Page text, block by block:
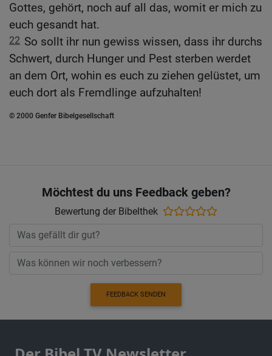
Gottes, gehört, noch auf all das, womit er mich zu
euch gesandt hat.
22 So sollt ihr nun gewiss wissen, dass ihr durchs
Schwert, durch Hunger und Pest sterben werdet
an dem Ort, wohin es euch zu ziehen gelüstet, um
euch dort als Fremdlinge aufzuhalten!
© 2000 Genfer Bibelgesellschaft
Möchtest du uns Feedback geben?
Bewertung der Bibelthek
FEEDBACK SENDEN